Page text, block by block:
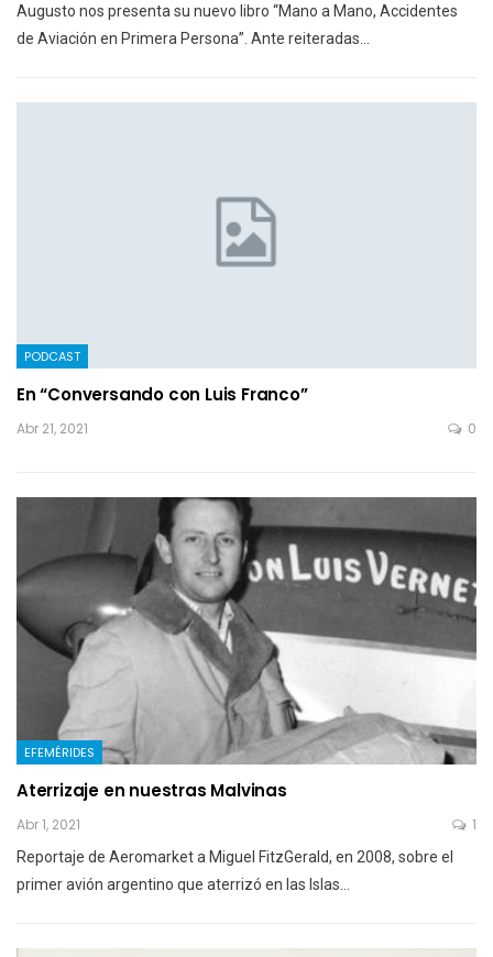
Augusto nos presenta su nuevo libro “Mano a Mano, Accidentes
de Aviación en Primera Persona”. Ante reiteradas…
PODCAST
En “Conversando con Luis Franco”
Abr 21, 2021 0
EFEMÉRIDES
Aterrizaje en nuestras Malvinas
Abr 1, 2021 1
Reportaje de Aeromarket a Miguel FitzGerald, en 2008, sobre el
primer avión argentino que aterrizó en las Islas…